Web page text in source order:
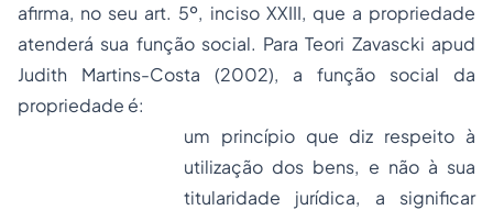
afirma, no seu art. 5º, inciso XXIII, que a propriedade
atenderá sua função social. Para Teori Zavascki apud
Judith Martins-Costa (2002), a função social da
propriedade é:
um princípio que diz respeito à
utilização dos bens, e não à sua
titularidade jurídica, a significar